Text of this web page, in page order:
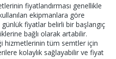
fiyatlandırması genellikle
ekipmanlara göre
fiyatlar belirli bir başlangıç
bağlı olarak artabilir.
hizmetlerinin tüm semtler için
kolaylık sağlayabilir ve fiyat